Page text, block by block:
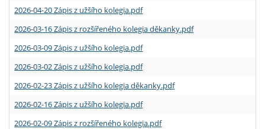
2026-04-20 Zápis z užšího kolegia.pdf
2026-03-16 Zápis z rozšířeného kolegia děkanky.pdf
2026-03-09 Zápis z užšího kolegia.pdf
2026-03-02 Zápis z užšího kolegia.pdf
2026-02-23 Zápis z užšího kolegia děkanky.pdf
2026-02-16 Zápis z užšího kolegia.pdf
2026-02-09 Zápis z rozšířeného kolegia.pdf